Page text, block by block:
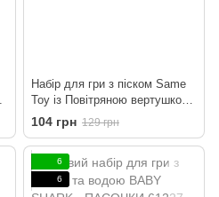
Набір для гри з піском Same
Toy із Повітряною вертушкою
(зелене відро) 8 од.
104 грн 129 грн
6
6